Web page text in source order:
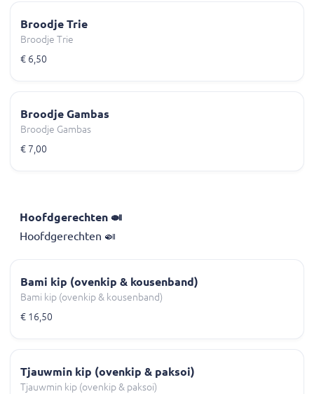
Broodje Trie
Broodje Trie
€ 6,50
Broodje Gambas
Broodje Gambas
€ 7,00
Hoofdgerechten 🍛
Hoofdgerechten 🍛
Bami kip (ovenkip & kousenband)
Bami kip (ovenkip & kousenband)
€ 16,50
Tjauwmin kip (ovenkip & paksoi)
Tjauwmin kip (ovenkip & paksoi)